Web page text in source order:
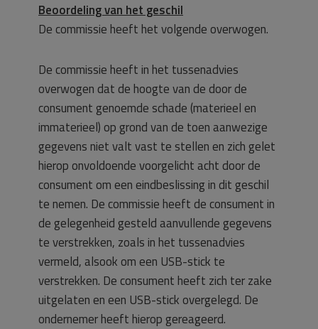
Beoordeling van het geschil
De commissie heeft het volgende overwogen.
De commissie heeft in het tussenadvies
overwogen dat de hoogte van de door de
consument genoemde schade (materieel en
immaterieel) op grond van de toen aanwezige
gegevens niet valt vast te stellen en zich gelet
hierop onvoldoende voorgelicht acht door de
consument om een eindbeslissing in dit geschil
te nemen. De commissie heeft de consument in
de gelegenheid gesteld aanvullende gegevens
te verstrekken, zoals in het tussenadvies
vermeld, alsook om een USB-stick te
verstrekken. De consument heeft zich ter zake
uitgelaten en een USB-stick overgelegd. De
ondernemer heeft hierop gereageerd.